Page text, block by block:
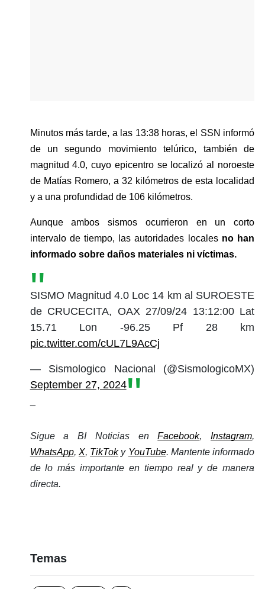
Minutos más tarde, a las 13:38 horas, el SSN informó
de un segundo movimiento telúrico, también de
magnitud 4.0, cuyo epicentro se localizó al noroeste
de Matías Romero, a 32 kilómetros de esta localidad
y a una profundidad de 106 kilómetros.
Aunque ambos sismos ocurrieron en un corto
intervalo de tiempo, las autoridades locales no han
informado sobre daños materiales ni víctimas.
SISMO Magnitud 4.0 Loc 14 km al SUROESTE
de CRUCECITA, OAX 27/09/24 13:12:00 Lat
15.71 Lon -96.25 Pf 28 km
pic.twitter.com/cUL7L9AcCj
— Sismologico Nacional (@SismologicoMX)
September 27, 2024
Sigue a BI Noticias en Facebook, Instagram,
WhatsApp, X, TikTok y YouTube. Mantente informado
de lo más importante en tiempo real y de manera
directa.
Temas